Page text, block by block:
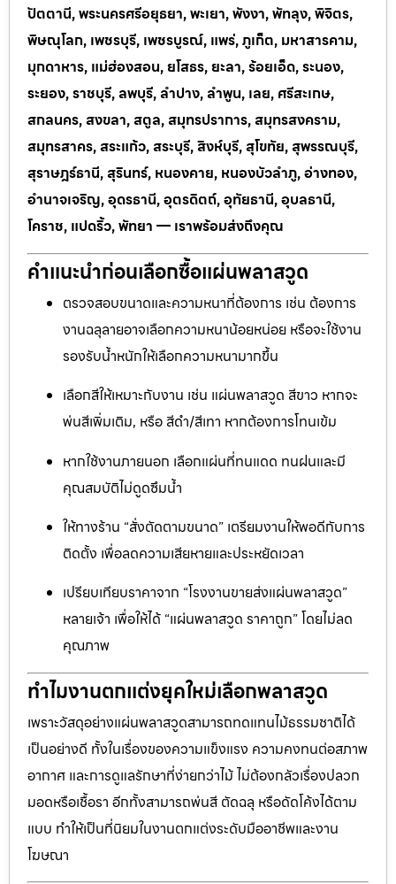
ปัตตานี, พระนครศรีอยุธยา, พะเยา, พังงา, พัทลุง, พิจิตร,
พิษณุโลก, เพชรบุรี, เพชรบูรณ์, แพร่, ภูเก็ต, มหาสารคาม,
มุกดาหาร, แม่ฮ่องสอน, ยโสธร, ยะลา, ร้อยเอ็ด, ระนอง,
ระยอง, ราชบุรี, ลพบุรี, ลำปาง, ลำพูน, เลย, ศรีสะเกษ,
สกลนคร, สงขลา, สตูล, สมุทรปราการ, สมุทรสงคราม,
สมุทรสาคร, สระแก้ว, สระบุรี, สิงห์บุรี, สุโขทัย, สุพรรณบุรี,
สุราษฎร์ธานี, สุรินทร์, หนองคาย, หนองบัวลำภู, อ่างทอง,
อำนาจเจริญ, อุดรธานี, อุตรดิตถ์, อุทัยธานี, อุบลธานี,
โคราช, แปดริ้ว, พัทยา — เราพร้อมส่งถึงคุณ
คำแนะนำก่อนเลือกซื้อแผ่นพลาสวูด
ตรวจสอบขนาดและความหนาที่ต้องการ เช่น ต้องการ
งานฉลุลายอาจเลือกความหนาน้อยหน่อย หรือจะใช้งาน
รองรับน้ำหนักให้เลือกความหนามากขึ้น
เลือกสีให้เหมาะกับงาน เช่น แผ่นพลาสวูด สีขาว หากจะ
พ่นสีเพิ่มเติม, หรือ สีดำ/สีเทา หากต้องการโทนเข้ม
หากใช้งานภายนอก เลือกแผ่นที่ทนแดด ทนฝนและมี
คุณสมบัติไม่ดูดซึมน้ำ
ให้ทางร้าน “สั่งตัดตามขนาด” เตรียมงานให้พอดีกับการ
ติดตั้ง เพื่อลดความเสียหายและประหยัดเวลา
เปรียบเทียบราคาจาก “โรงงานขายส่งแผ่นพลาสวูด”
หลายเจ้า เพื่อให้ได้ “แผ่นพลาสวูด ราคาถูก” โดยไม่ลด
คุณภาพ
ทำไมงานตกแต่งยุคใหม่เลือกพลาสวูด
เพราะวัสดุอย่างแผ่นพลาสวูดสามารถทดแทนไม้ธรรมชาติได้
เป็นอย่างดี ทั้งในเรื่องของความแข็งแรง ความคงทนต่อสภาพ
อากาศ และการดูแลรักษาที่ง่ายกว่าไม้ ไม่ต้องกลัวเรื่องปลวก
มอดหรือเชื้อรา อีกทั้งสามารถพ่นสี ตัดฉลุ หรือดัดโค้งได้ตาม
แบบ ทำให้เป็นที่นิยมในงานตกแต่งระดับมืออาชีพและงาน
โฆษณา